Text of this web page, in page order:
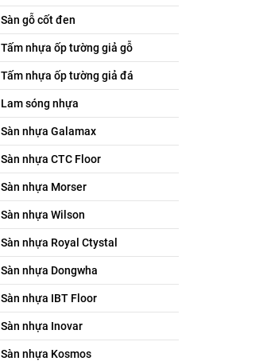
Sàn gỗ cốt đen
Tấm nhựa ốp tường giả gỗ
Tấm nhựa ốp tường giả đá
Lam sóng nhựa
Sàn nhựa Galamax
Sàn nhựa CTC Floor
Sàn nhựa Morser
Sàn nhựa Wilson
Sàn nhựa Royal Ctystal
Sàn nhựa Dongwha
Sàn nhựa IBT Floor
Sàn nhựa Inovar
Sàn nhựa Kosmos